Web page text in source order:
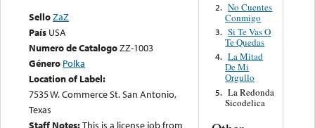
SelloZaZ
País USA
Numero de CatalogoZZ-1003
Género Polka
Location of Label:
7535 W. Commerce St. San Antonio,
Texas
Staff Notes:This is a license job from
2. No Cuentes
Conmigo
3. Si Te Vas O
Te Quedas
4. La Mitad
De Mi
Orgullo
5. La Redonda
Sicodelica